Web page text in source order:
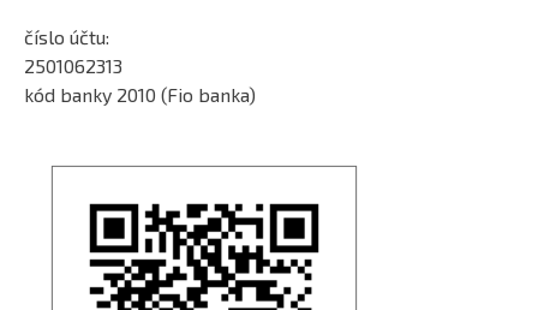
číslo účtu:
2501062313
kód banky 2010 (Fio banka)